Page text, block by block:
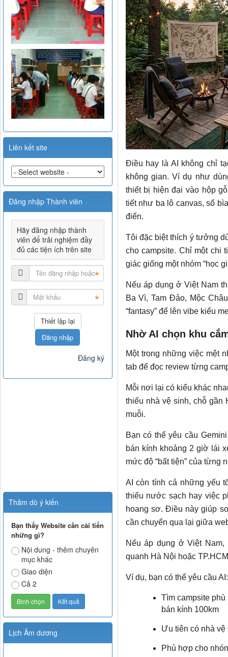
Điều hay là AI không chỉ
không gian. Ví dụ như
thiết bị hiện đại vào hộp
tiết như ba lô canvas, sổ
điển.
Tôi đặc biệt thích ý tưởng
cho campsite. Chỉ một chi
giác giống một nhóm “học
Nếu áp dụng ở Việt Nam
Ba Vì, Tam Đảo, Mộc
“fantasy” để lên vibe kiểu
Nhờ AI chọn khu
Một trong những việc mệt
tab để đọc review từng
Mỗi nơi lại có kiểu khác
thiếu nhà vệ sinh, chỗ
muỗi.
Bạn có thể yêu cầu
bán kính khoảng 2 giờ lái
mức độ “bất tiện” của từng
AI còn tính cả những yếu
thiếu nước sạch hay việc
hoang sơ. Điều này giúp
cần chuyển qua lại giữa
Nếu áp dụng ở Việt
quanh Hà Nội hoặc
Ví dụ, bạn có thể yêu cầu AI:
Tìm campsite
bán kính 100km
Ưu tiên có nhà
Phù hợp cho
Liên kết site
Đăng nhập Thành viên
Hãy đăng nhập thành
viên để trải nghiệm đầy
đủ các tiện ích trên site
Đăng nhập
Đăng ký
Thăm dò ý kiến
Bạn thấy Website cần cải tiến
những gì?
Nội dung - thêm chuyên
mục khác
Giao diện
Cả 2
Lịch Âm dương